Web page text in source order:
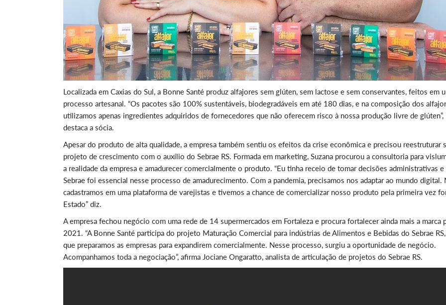
Localizada em Caxias do Sul, a Bonne Santé produz alfajores sem glúten, sem lactose e sem conservantes, feitos em
processo artesanal. “Os pacotes são 100% sustentáveis, biodegradáveis em até 180 dias, e na composição dos
utilizamos apenas ingredientes adquiridos de fornecedores que não oferecem risco à nossa produção livre de glúten”,
destaca a sócia.
Apesar do produto de alta qualidade, a empresa também sentiu os efeitos da crise econômica e precisou reestruturar
projeto de crescimento com o auxílio do Sebrae RS. Formada em marketing, Suzana procurou a consultoria para
a realidade da empresa e amadurecer comercialmente o produto. “Eu tinha receio de tomar decisões administrativas e
Sebrae foi essencial nesse processo de amadurecimento. Com a pandemia, precisamos nos adaptar ao mundo digital.
cadastramos em uma plataforma de varejistas e tivemos a chance de comercializar nosso produto pela primeira vez
Estado” diz.
A empresa fechou negócio com uma rede de 14 supermercados em Fortaleza e procura fortalecer ainda mais a marca
2021. “A Bonne Santé participa do projeto Maturação Comercial para indústrias de Alimentos e Bebidas do Sebrae
que preparamos as empresas para expandirem comercialmente. Nesse processo, surgiu a oportunidade de negócio.
Acompanhamos toda a negociação”, afirma Jociane Ongaratto, analista de articulação de projetos do Sebrae RS.